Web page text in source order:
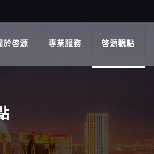
於啓源 專業服務 啓源觀點